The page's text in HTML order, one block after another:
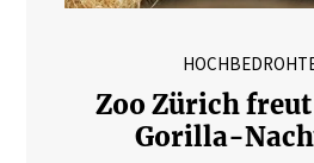
Zoo Zürich
Gorilla-